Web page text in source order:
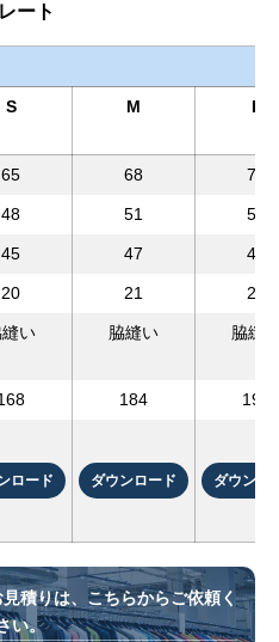
ート
S M L
65 68 71
48 51 54
45 47 49
20 21 22
縫い 脇縫い 脇縫
184 195
ロード ダウンロード ダウンロ
積りは、こちらからご依頼く
い。